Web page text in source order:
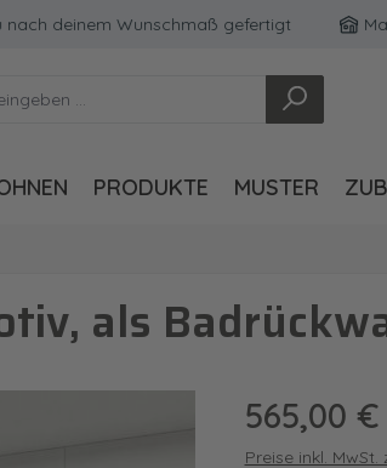
Wunschmaß gefertigt Made
PRODUKTE MUSTER
als
Regulärer Preis:
565,00 €
Preise inkl.